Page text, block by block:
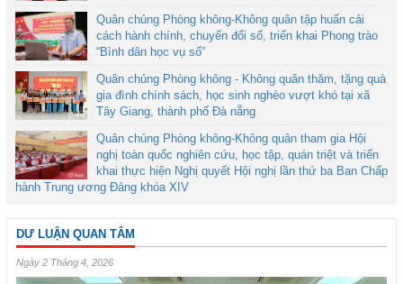
Quân chủng Phòng không-Không quân tập huấn cải
cách hành chính, chuyển đổi số, triển khai Phong trào
“Bình dân học vụ số”
Quân chủng Phòng không - Không quân thăm, tặng quà
gia đình chính sách, học sinh nghèo vượt khó tại xã
Tây Giang, thành phố Đà nẵng
Quân chủng Phòng không-Không quân tham gia Hội
nghị toàn quốc nghiên cứu, học tập, quán triệt và triển
khai thực hiện Nghị quyết Hội nghị lần thứ ba Ban Chấp
hành Trung ương Đảng khóa XIV
DƯ LUẬN QUAN TÂM
Ngày 2 Tháng 4, 2026